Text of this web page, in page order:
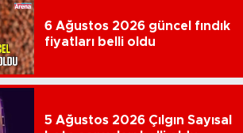
6 Ağustos 2026 güncel fındık
fiyatları belli oldu
5 Ağustos 2026 Çılgın Sayısal